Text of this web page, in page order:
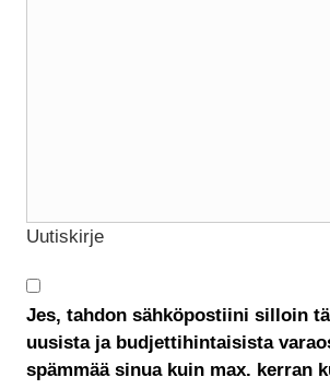
Uutiskirje
Jes, tahdon sähköpostiini silloin
uusista ja budjettihintaisista
spämmää sinua kuin max. kerran